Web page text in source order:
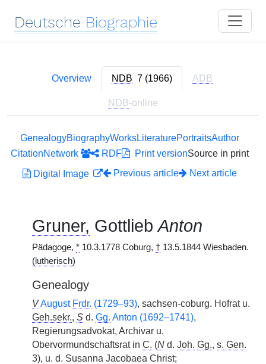
Deutsche Biographie
Overview NDB 7 (1966) ADB
NDB-online
GenealogyBiographyWorksLiteraturePortraitsAuthor
CitationNetwork RDF Print versionSource in print
Digital Image
Previous article Next article
Gruner, GottliebAnton
Pädagoge, * 10.3.1778 Coburg, † 13.5.1844 Wiesbaden.
(lutherisch)
Genealogy
VAugust Frdr. (1729–93), sachsen-coburg. Hofrat u.
Geh.sekr., S d. Gg. Anton (1692–1741),
Regierungsadvokat, Archivar u.
Obervormundschaftsrat in C. (N d. Joh. Gg., s. Gen.
3), u. d. Susanna Jacobaea Christ;